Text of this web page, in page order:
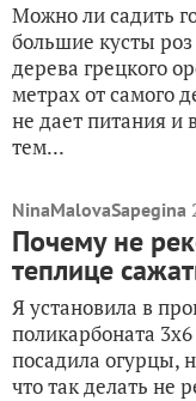
Можно ли садить
большие кусты роз
дерева грецкого
метрах от самого
не дает питания
тем...
NinaMalovaSapegina
Почему не
теплице
Я установила в
поликарбоната
посадила огурцы,
что так делать не